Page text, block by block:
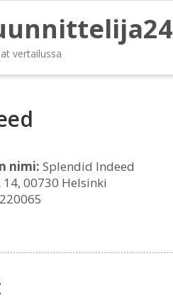
vertailussa
nimi: Splendid Indeed
00730 Helsinki